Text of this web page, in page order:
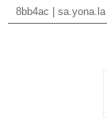
8bb4ac sa.yona.la